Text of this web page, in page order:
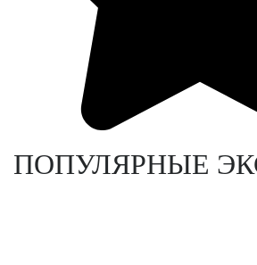
ПОПУЛЯРНЫЕ